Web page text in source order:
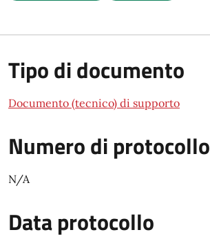
Tipo di documento
Documento (tecnico) di supporto
Numero di protocollo
N/A
Data protocollo